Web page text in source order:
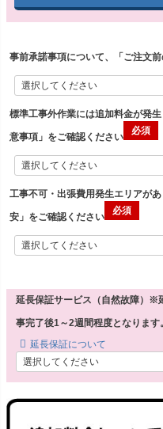
事前承諾事項について、「ご注文
標準工事外作業には追加料金が発
意事項」をご確認ください
工事不可・出張費用発生エリアが
安」をご確認ください
延長保証サービス（自然故障）※
事完了後1～2週間程度となります。
延長保証について